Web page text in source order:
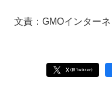
文責：GMOインター